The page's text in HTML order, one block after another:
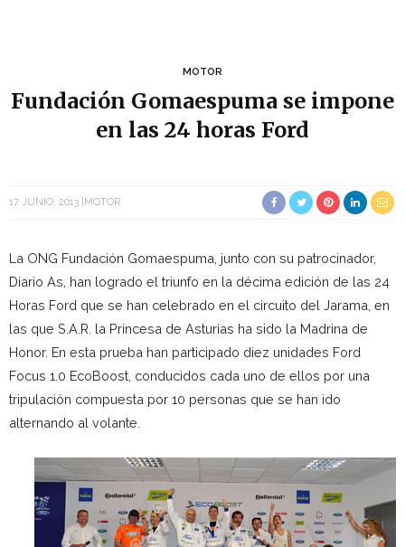
MOTOR
Fundación Gomaespuma se impone
en las 24 horas Ford
17 JUNIO, 2013 MOTOR
La ONG Fundación Gomaespuma, junto con su patrocinador,
Diario As, han logrado el triunfo en la décima edición de las 24
Horas Ford que se han celebrado en el circuito del Jarama, en
las que S.A.R. la Princesa de Asturias ha sido la Madrina de
Honor. En esta prueba han participado diez unidades Ford
Focus 1.0 EcoBoost, conducidos cada uno de ellos por una
tripulación compuesta por 10 personas que se han ido
alternando al volante.